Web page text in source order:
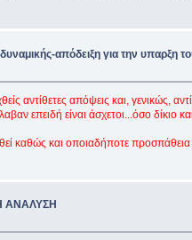
απόδειξη για την υπαρξη
αντίθετες απόψεις και, γενικώς,
επειδή είναι άσχετοι...όσο δίκιο
καθώς και οποιαδήποτε προσπάθεια
ΑΝΑΛΥΣΗ